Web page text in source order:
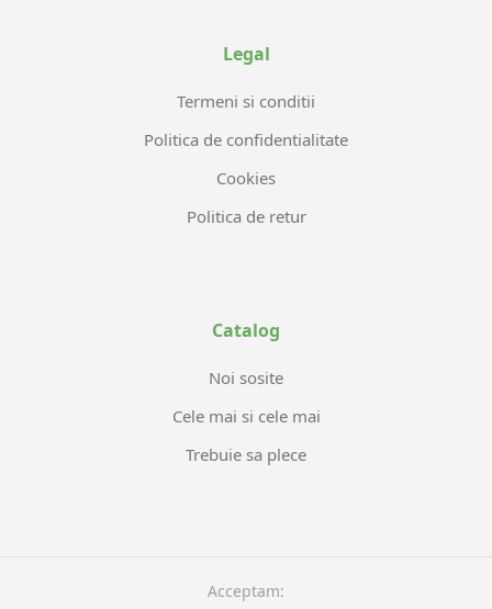
Legal
Termeni si conditii
Politica de confidentialitate
Cookies
Politica de retur
Catalog
Noi sosite
Cele mai si cele mai
Trebuie sa plece
Acceptam: